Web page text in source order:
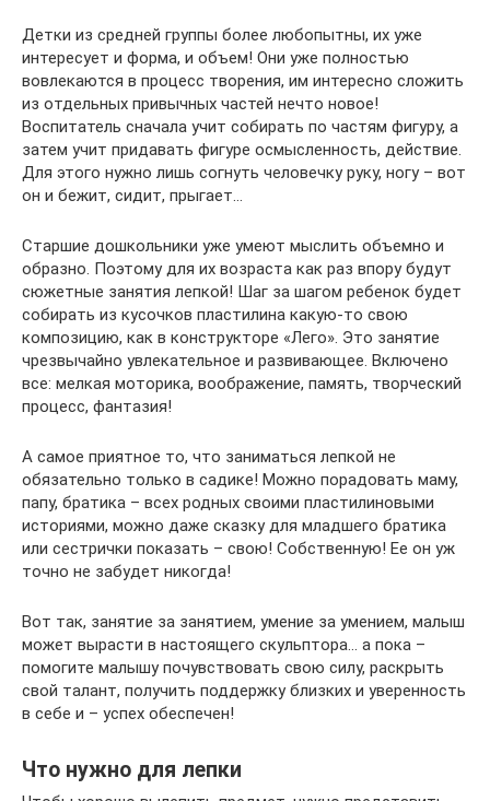
Детки из средней группы более любопытны, их уже
интересует и форма, и объем! Они уже полностью
вовлекаются в процесс творения, им интересно сложить
из отдельных привычных частей нечто новое!
Воспитатель сначала учит собирать по частям фигуру, а
затем учит придавать фигуре осмысленность, действие.
Для этого нужно лишь согнуть человечку руку, ногу – вот
он и бежит, сидит, прыгает…
Старшие дошкольники уже умеют мыслить объемно и
образно. Поэтому для их возраста как раз впору будут
сюжетные занятия лепкой! Шаг за шагом ребенок будет
собирать из кусочков пластилина какую-то свою
композицию, как в конструкторе «Лего». Это занятие
чрезвычайно увлекательное и развивающее. Включено
все: мелкая моторика, воображение, память, творческий
процесс, фантазия!
А самое приятное то, что заниматься лепкой не
обязательно только в садике! Можно порадовать маму,
папу, братика – всех родных своими пластилиновыми
историями, можно даже сказку для младшего братика
или сестрички показать – свою! Собственную! Ее он уж
точно не забудет никогда!
Вот так, занятие за занятием, умение за умением, малыш
может вырасти в настоящего скульптора… а пока –
помогите малышу почувствовать свою силу, раскрыть
свой талант, получить поддержку близких и уверенность
в себе и – успех обеспечен!
Что нужно для лепки